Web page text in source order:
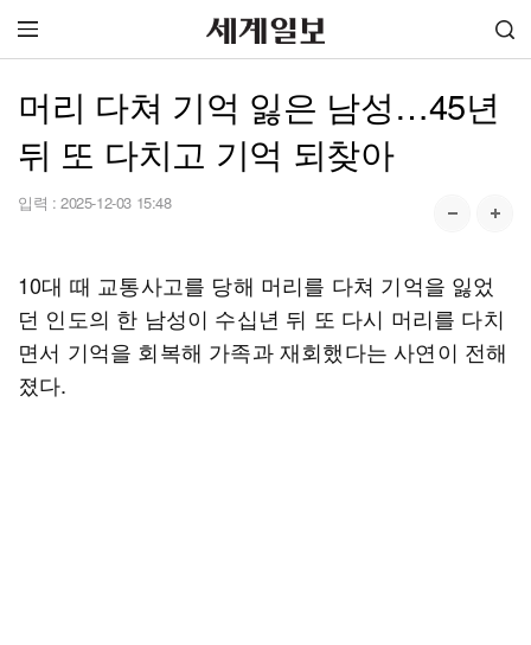
머리 다쳐 기억 잃은 남성…45년
뒤 또 다치고 기억 되찾아
입력 : 2025-12-03 15:48
10대 때 교통사고를 당해 머리를 다쳐 기억을 잃었
던 인도의 한 남성이 수십년 뒤 또 다시 머리를 다치
면서 기억을 회복해 가족과 재회했다는 사연이 전해
졌다.